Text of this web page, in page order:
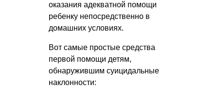
оказания адекватной помощи
ребенку непосредственно в
домашних условиях.
Вот самые простые средства
первой помощи детям,
обнаружившим суицидальные
наклонности: